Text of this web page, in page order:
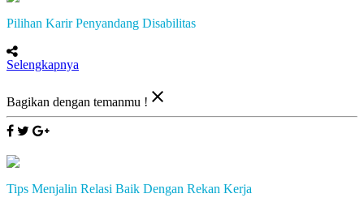
Pilihan Karir Penyandang Disabilitas
Selengkapnya
Bagikan dengan temanmu ! close
Tips Menjalin Relasi Baik Dengan Rekan Kerja